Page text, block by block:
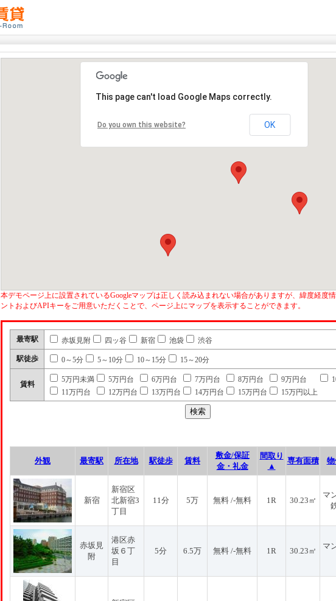
This page can't load Google Maps correctly.
Do you own this website? OK
本デモページ上に設置されているGoogleマップは正しく読み込まれない場合がありますが、緯度経度
ントおよびAPIキーをご用意いただくことで、ページ上にマップを表示することができます。
最寄駅 赤坂見附 四ッ谷 新宿 池袋 渋谷
駅徒歩 0～5分 5～10分 10～15分 15～20分
賃料
5万円未満 5万円台 6万円台 7万円台 8万円台 9万円台
11万円台
12万円台 13万円台 14万円台 15万円台 15万円以上
外観 最寄駅 所在地 駅徒歩 賃料
敷金/保証
金・礼金
間取り
▲
専有面積 物
新宿
新宿区
北新宿3
丁目
11分 5万 無料 /-無料 1R 30.23㎡
マ
赤坂見
附
港区赤
坂６丁
目
5分 6.5万 無料 /-無料 1R 30.23㎡
マ